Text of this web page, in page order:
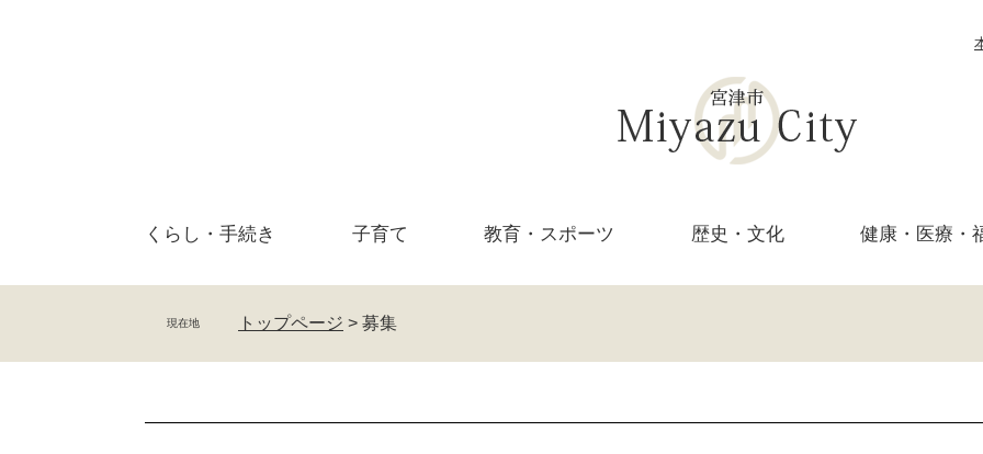
くらし・ 手続き 子育て 教育・ スポーツ 歴史・文化 健康・医療・
現在地 トップページ > 募集